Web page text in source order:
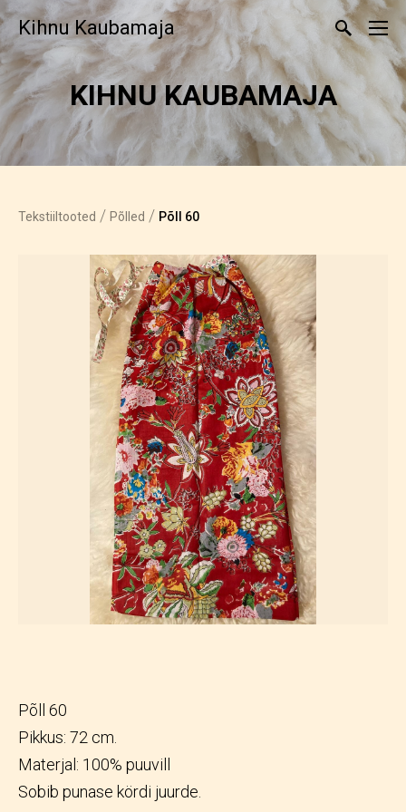
Kihnu Kaubamaja
KIHNU KAUBAMAJA
Tekstiiltooted / Põlled / Põll 60
Põll 60
Pikkus: 72 cm.
Materjal: 100% puuvill
Sobib punase kördi juurde.